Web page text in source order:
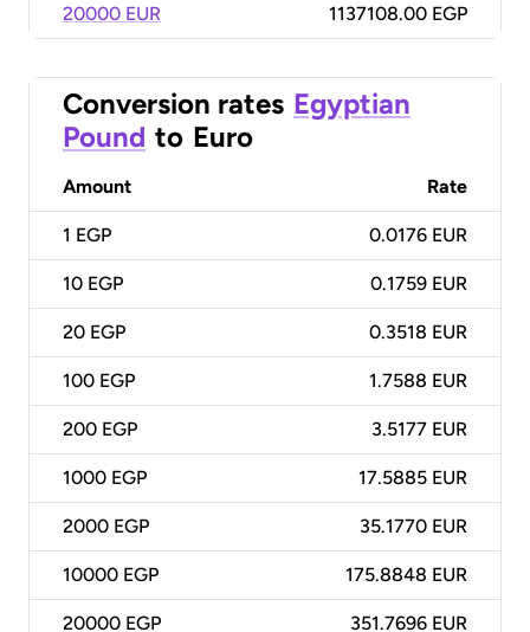
20000 EUR 1137108.00 EGP
Conversion rates Egyptian
Pound to Euro
Amount Rate
1 EGP 0.0176 EUR
10 EGP 0.1759 EUR
20 EGP 0.3518 EUR
100 EGP 1.7588 EUR
200 EGP 3.5177 EUR
1000 EGP 17.5885 EUR
2000 EGP 35.1770 EUR
10000 EGP 175.8848 EUR
20000 EGP 351.7696 EUR